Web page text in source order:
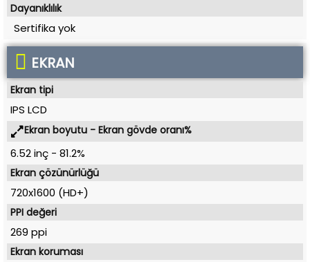
Dayanıklılık
Sertifika yok
EKRAN
Ekran tipi
IPS LCD
Ekran boyutu - Ekran gövde oranı%
6.52 inç - 81.2%
Ekran çözünürlüğü
720x1600 (HD+)
PPI değeri
269 ppi
Ekran koruması